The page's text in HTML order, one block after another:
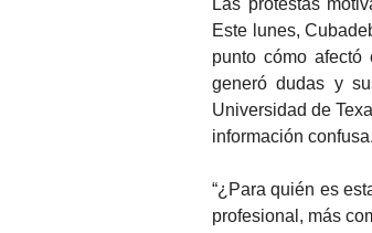
Las protestas
Este lunes,
punto cómo
generó dudas y
Universidad de
información confusa.
“¿Para quién es
profesional, más